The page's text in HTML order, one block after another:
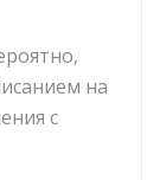
на
с